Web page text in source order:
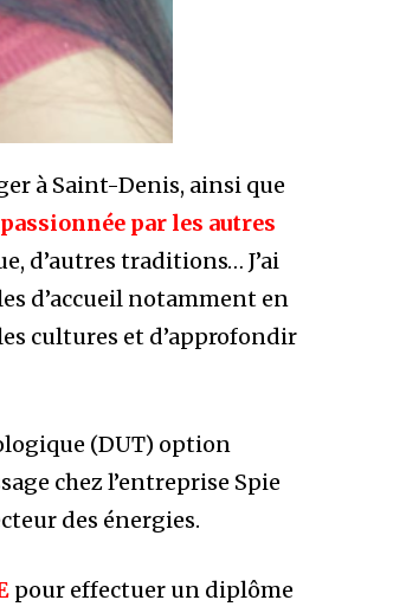
à Saint-Denis, ainsi que
passionnée par les autres
d’autres traditions… J’ai
d’accueil notamment en
cultures et d’approfondir
(DUT) option
chez l’entreprise Spie
des énergies.
pour effectuer un diplôme